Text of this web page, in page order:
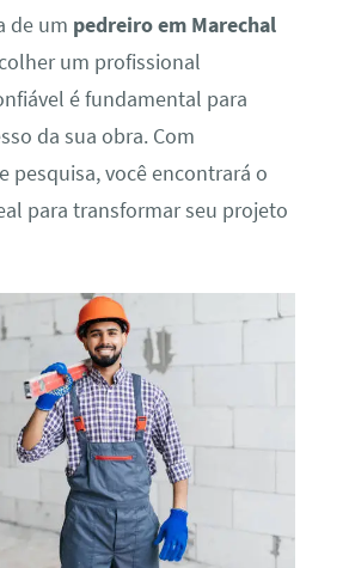
de um pedreiro em Marechal
um profissional
é fundamental para
da sua obra. Com
pesquisa, você encontrará o
para transformar seu projeto